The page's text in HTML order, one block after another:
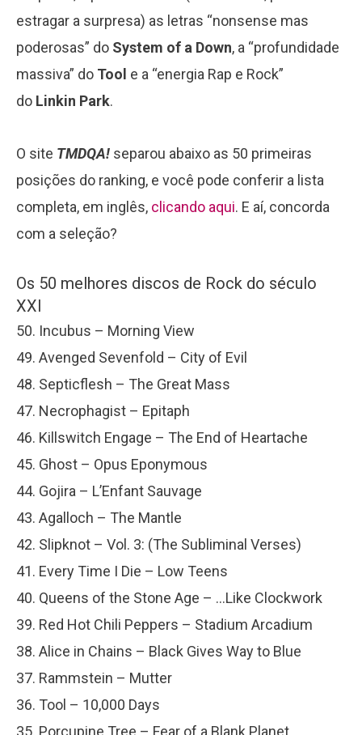
estragar a surpresa) as letras “nonsense mas
poderosas” do System of a Down, a “profundidade
massiva” do Tool e a “energia Rap e Rock”
do Linkin Park.
O site TMDQA! separou abaixo as 50 primeiras
posições do ranking, e você pode conferir a lista
completa, em inglês, clicando aqui. E aí, concorda
com a seleção?
Os 50 melhores discos de Rock do século
XXI
50. Incubus – Morning View
49. Avenged Sevenfold – City of Evil
48. Septicflesh – The Great Mass
47. Necrophagist – Epitaph
46. Killswitch Engage – The End of Heartache
45. Ghost – Opus Eponymous
44. Gojira – L’Enfant Sauvage
43. Agalloch – The Mantle
42. Slipknot – Vol. 3: (The Subliminal Verses)
41. Every Time I Die – Low Teens
40. Queens of the Stone Age – …Like Clockwork
39. Red Hot Chili Peppers – Stadium Arcadium
38. Alice in Chains – Black Gives Way to Blue
37. Rammstein – Mutter
36. Tool – 10,000 Days
35. Porcupine Tree – Fear of a Blank Planet